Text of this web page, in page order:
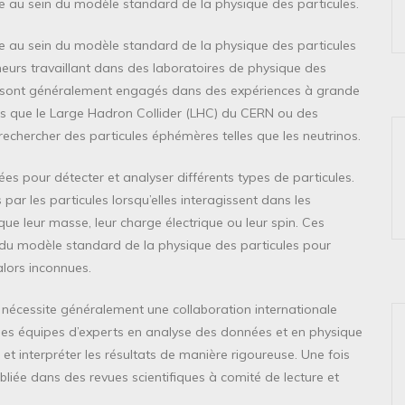
au sein du modèle standard de la physique des particules.
au sein du modèle standard de la physique des particules
travaillant dans des laboratoires de physique des
généralement engagés dans des expériences à grande
le Large Hadron Collider (LHC) du CERN ou des
des particules éphémères telles que les neutrinos.
pour détecter et analyser différents types de particules.
les particules lorsqu’elles interagissent dans les
leur masse, leur charge électrique ou leur spin. Ces
modèle standard de la physique des particules pour
inconnues.
généralement une collaboration internationale
équipes d’experts en analyse des données et en physique
interpréter les résultats de manière rigoureuse. Une fois
dans des revues scientifiques à comité de lecture et